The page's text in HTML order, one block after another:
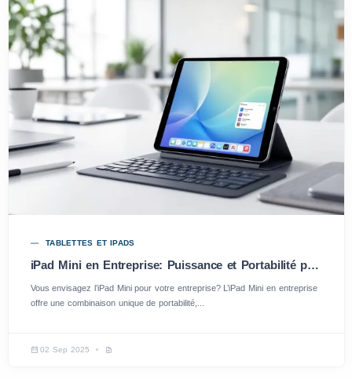
TABLETTES ET IPADS
iPad Mini en Entreprise: Puissance et Portabilité pour vos Équipes
Vous envisagez l’iPad Mini pour votre entreprise? L’iPad Mini en entreprise
offre une combinaison unique de portabilité,...
02 Sep 2025